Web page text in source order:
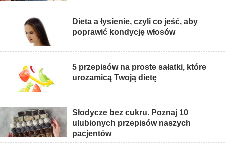
Dieta a łysienie, czyli co jeść, aby
poprawić kondycję włosów
5 przepisów na proste sałatki, które
urozamicą Twoją dietę
Słodycze bez cukru. Poznaj 10
ulubionych przepisów naszych
pacjentów